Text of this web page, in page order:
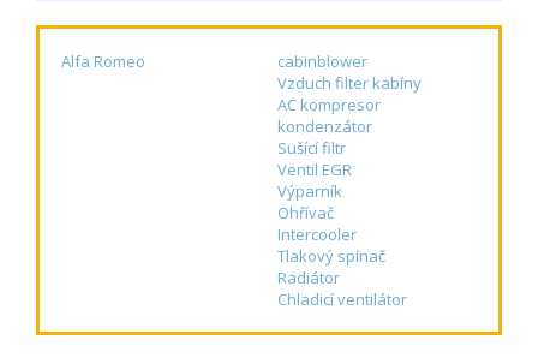
Alfa Romeo
cabinblower
Vzduch filter kabíny
AC kompresor
kondenzátor
Sušící filtr
Ventil EGR
Výparník
Ohřívač
Intercooler
Tlakový spínač
Radiátor
Chladicí ventilátor